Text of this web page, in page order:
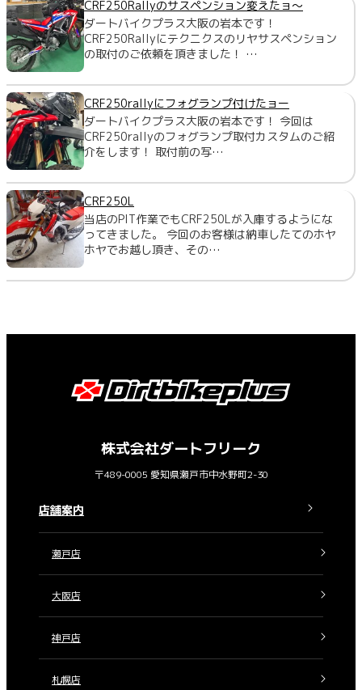
CRF250Rallyのサスペンション変えたョ～
ダートバイクプラス大阪の岩本です！
CRF250Rallyにテクニクスのリヤサスペンション
の取付のご依頼を頂きました！ …
CRF250rallyにフォグランプ付けたョー
ダートバイクプラス大阪の岩本です！ 今回は
CRF250rallyのフォグランプ取付カスタムのご紹
介をします！ 取付前の写…
CRF250L
当店のPIT作業でもCRF250Lが入庫するようにな
ってきました。 今回のお客様は納車したてのホヤ
ホヤでお越し頂き、その…
株式会社ダートフリーク
〒489-0005 愛知県瀬戸市中水野町2-30
店舗案内
瀬戸店
大阪店
神戸店
札幌店